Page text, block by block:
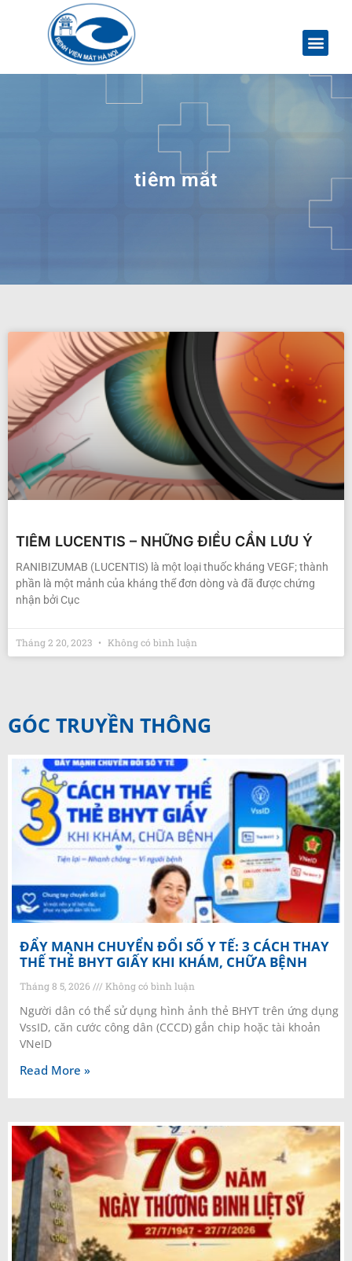
tiêm mắt
TIÊM LUCENTIS – NHỮNG ĐIỀU CẦN LƯU Ý
RANIBIZUMAB (LUCENTIS) là một loại thuốc kháng VEGF; thành
phần là một mảnh của kháng thể đơn dòng và đã được chứng
nhận bởi Cục
Tháng 2 20, 2023 Không có bình luận
GÓC TRUYỀN THÔNG
ĐẨY MẠNH CHUYỂN ĐỔI SỐ Y TẾ: 3 CÁCH THAY
THẾ THẺ BHYT GIẤY KHI KHÁM, CHỮA BỆNH
Tháng 8 5, 2026 Không có bình luận
Người dân có thể sử dụng hình ảnh thẻ BHYT trên ứng dụng
VssID, căn cước công dân (CCCD) gắn chip hoặc tài khoản
VNeID
Read More »